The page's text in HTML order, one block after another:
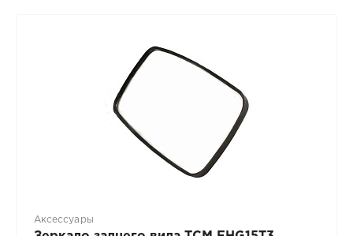
Аксессуары